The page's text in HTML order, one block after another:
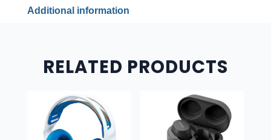
001406
Additional information
RELATED PRODUCTS